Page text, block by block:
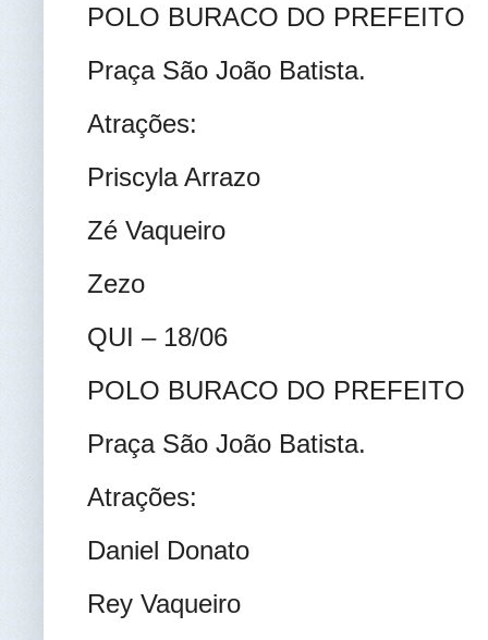
POLO BURACO DO PREFEITO
Praça São João Batista.
Atrações:
Priscyla Arrazo
Zé Vaqueiro
Zezo
QUI – 18/06
POLO BURACO DO PREFEITO
Praça São João Batista.
Atrações:
Daniel Donato
Rey Vaqueiro